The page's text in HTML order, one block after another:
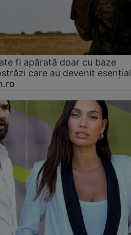
fi apărată doar cu baze
care au devenit